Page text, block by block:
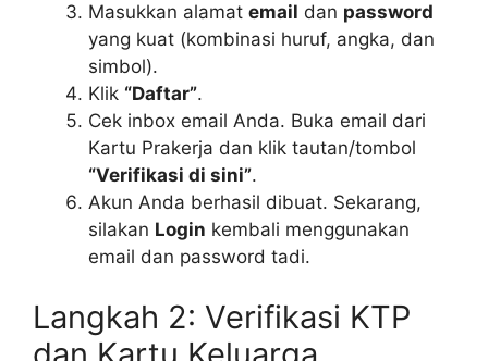
Masukkan alamat email dan password
yang kuat (kombinasi huruf, angka, dan
simbol).
Klik “Daftar”.
Cek inbox email Anda. Buka email dari
Kartu Prakerja dan klik tautan/tombol
“Verifikasi di sini”.
Akun Anda berhasil dibuat. Sekarang,
silakan Login kembali menggunakan
email dan password tadi.
Langkah 2: Verifikasi KTP